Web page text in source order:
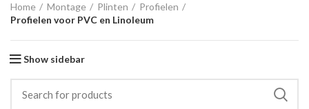
Home Montage Plinten
Profielen
Profielen voor PVC en Linoleum
Show sidebar